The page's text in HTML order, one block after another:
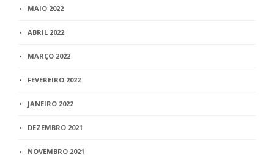
MAIO 2022
ABRIL 2022
MARÇO 2022
FEVEREIRO 2022
JANEIRO 2022
DEZEMBRO 2021
NOVEMBRO 2021